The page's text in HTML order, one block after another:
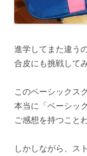
進学してまた違う
合皮にも挑戦して
このベーシックス
本当に「ベーシッ
ご感想を持つこと
しかしながら、ス